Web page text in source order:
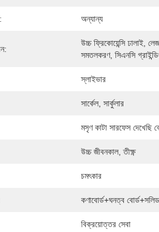
অন্যান্য
উচ্চ ফ্রিকোয়েন্সি ঢালাই,
সমতলকরণ, সিএনসি
স্লাইভার
সার্কেল, সার্কুলার
মসৃণ কাটা সারফেস দেখেছি
উচ্চ জীবনকাল, তীক্ষ্ণ
চমৎকার
কণাবোর্ড+ঘনত্ব
বিক্রয়োত্তর সেবা